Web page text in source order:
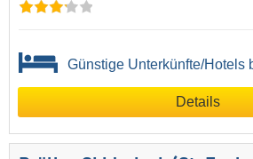
Günstige Unterkünfte/Hotels
Details